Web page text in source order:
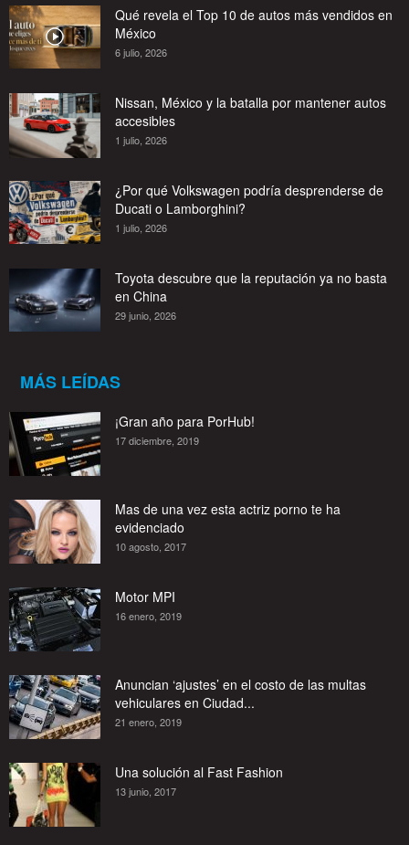
Qué revela el Top 10 de autos más vendidos en
México
6 julio, 2026
Nissan, México y la batalla por mantener autos
accesibles
1 julio, 2026
¿Por qué Volkswagen podría desprenderse de
Ducati o Lamborghini?
1 julio, 2026
Toyota descubre que la reputación ya no basta
en China
29 junio, 2026
MÁS LEÍDAS
¡Gran año para PorHub!
17 diciembre, 2019
Mas de una vez esta actriz porno te ha
evidenciado
10 agosto, 2017
Motor MPI
16 enero, 2019
Anuncian ‘ajustes’ en el costo de las multas
vehiculares en Ciudad...
21 enero, 2019
Una solución al Fast Fashion
13 junio, 2017